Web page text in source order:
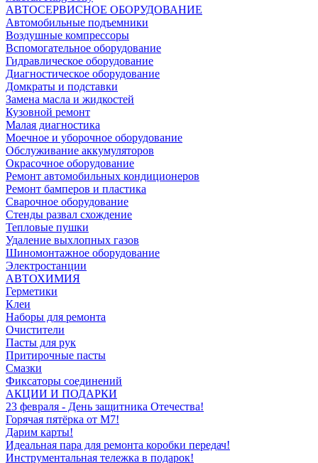
АВТОСЕРВИСНОЕ ОБОРУДОВАНИЕ
Автомобильные подъемники
Воздушные компрессоры
Вспомогательное оборудование
Гидравлическое оборудование
Диагностическое оборудование
Домкраты и подставки
Замена масла и жидкостей
Кузовной ремонт
Малая диагностика
Моечное и уборочное оборудование
Обслуживание аккумуляторов
Окрасочное оборудование
Ремонт автомобильных кондиционеров
Ремонт бамперов и пластика
Сварочное оборудование
Стенды развал схождение
Тепловые пушки
Удаление выхлопных газов
Шиномонтажное оборудование
Электростанции
АВТОХИМИЯ
Герметики
Клеи
Наборы для ремонта
Очистители
Пасты для рук
Притирочные пасты
Смазки
Фиксаторы соединений
АКЦИИ И ПОДАРКИ
23 февраля - День защитника Отечества!
Горячая пятёрка от M7!
Дарим карты!
Идеальная пара для ремонта коробки передач!
Инструментальная тележка в подарок!